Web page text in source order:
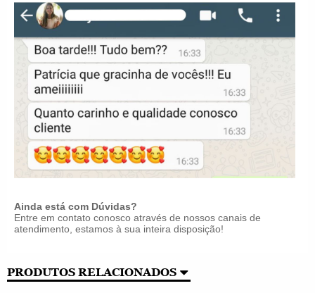
Ainda está com Dúvidas?
Entre em contato conosco através de nossos canais de
atendimento, estamos à sua inteira disposição!
PRODUTOS RELACIONADOS